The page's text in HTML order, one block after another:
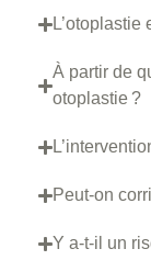
À partir de
otoplastie ?
Peut-on
Y a-t-il un